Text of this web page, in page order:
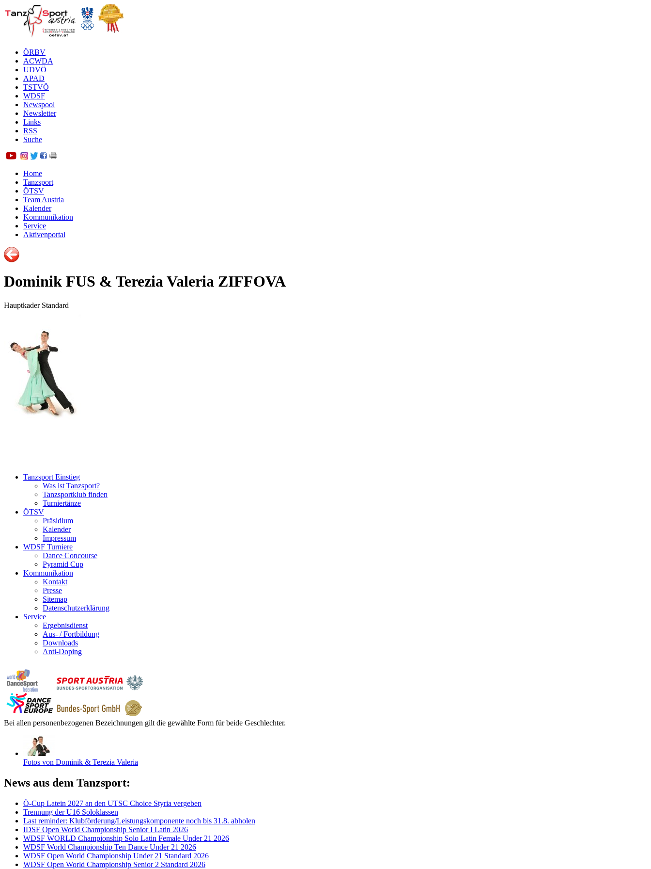
ÖRBV
ACWDA
UDVÖ
APAD
TSTVÖ
WDSF
Newspool
Newsletter
Links
RSS
Suche
Home
Tanzsport
ÖTSV
Team Austria
Kalender
Kommunikation
Service
Aktivenportal
Dominik FUS & Terezia Valeria ZIFFOVA
Hauptkader Standard
Tanzsport Einstieg
Was ist Tanzsport?
Tanzsportklub finden
Turniertänze
ÖTSV
Präsidium
Kalender
Impressum
WDSF Turniere
Dance Concourse
Pyramid Cup
Kommunikation
Kontakt
Presse
Sitemap
Datenschutzerklärung
Service
Ergebnisdienst
Aus- / Fortbildung
Downloads
Anti-Doping
Bei allen personenbezogenen Bezeichnungen gilt die gewählte Form für beide Geschlechter.
Fotos von Dominik & Terezia Valeria
News aus dem Tanzsport:
Ö-Cup Latein 2027 an den UTSC Choice Styria vergeben
Trennung der U16 Soloklassen
Last reminder: Klubförderung/Leistungskomponente noch bis 31.8. abholen
IDSF Open World Championship Senior I Latin 2026
WDSF WORLD Championship Solo Latin Female Under 21 2026
WDSF World Championship Ten Dance Under 21 2026
WDSF Open World Championship Under 21 Standard 2026
WDSF Open World Championship Senior 2 Standard 2026